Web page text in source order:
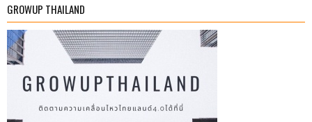
GROWUP THAILAND